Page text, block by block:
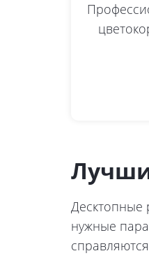
Десктопные
нужные